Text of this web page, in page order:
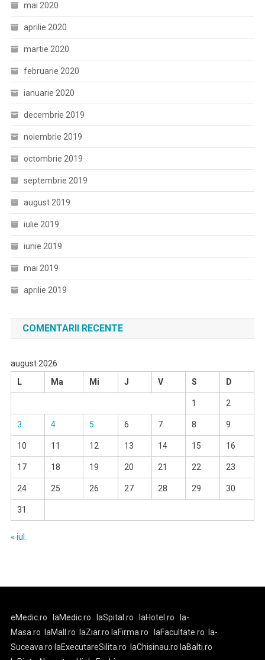
mai 2020
aprilie 2020
martie 2020
februarie 2020
ianuarie 2020
decembrie 2019
noiembrie 2019
octombrie 2019
septembrie 2019
august 2019
iulie 2019
iunie 2019
mai 2019
aprilie 2019
COMENTARII RECENTE
august 2026
L
Ma Mi J V S D
1 2
3 4 5 6 7 8 9
10 11 12 13 14 15 16
17 18 19 20 21 22 23
24 25 26 27 28 29 30
31
« iul.
eMedic.ro laMedic.ro laSpital.ro laHotel.ro
la-
Masa.ro
laMall.ro laZiar.ro laFirma.ro laFacultate.ro
la-
Suceava.ro laExecutareSilita.ro laChisinau.ro laBalti.ro